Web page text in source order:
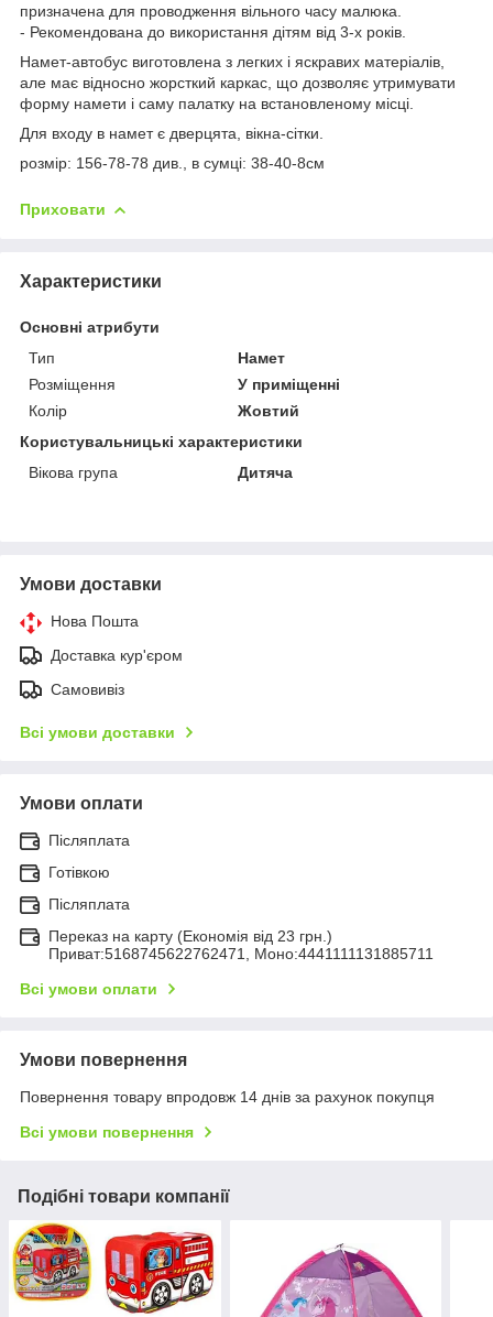
призначена для проводження вільного часу малюка.
- Рекомендована до використання дітям від 3-х років.
Намет-автобус виготовлена з легких і яскравих матеріалів,
але має відносно жорсткий каркас, що дозволяє утримувати
форму намети і саму палатку на встановленому місці.
Для входу в намет є дверцята, вікна-сітки.
розмір: 156-78-78 див., в сумці: 38-40-8см
Приховати
Характеристики
Основні атрибути
Тип
Намет
Розміщення
У приміщенні
Колір
Жовтий
Користувальницькі характеристики
Вікова група
Дитяча
Умови доставки
Нова Пошта
Доставка кур'єром
Самовивіз
Всі умови доставки
Умови оплати
Післяплата
Готівкою
Післяплата
Переказ на карту (Економія від 23 грн.)
Приват:5168745622762471, Моно:4441111131885711
Всі умови оплати
Умови повернення
Повернення товару впродовж 14 днів за рахунок покупця
Всі умови повернення
Подібні товари компанії